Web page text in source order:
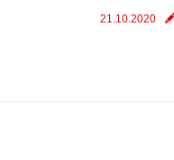
21.10.2020